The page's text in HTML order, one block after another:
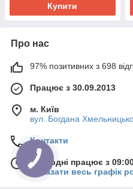
Купити
Про нас
97% позитивних з 698
Працює з 30.09.2013
м. Київ
вул. Богдана
Контакти
Сьогодні працює з
Показати весь графік